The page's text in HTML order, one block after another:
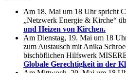
Am 18. Mai um 18 Uhr spricht
„Netzwerk Energie & Kirche“
und Heizen von Kirchen.
Am Dienstag, 19. Mai um 18
zum Austausch mit Anika
bischöflichen Hilfswerk
Globale Gerechtigkeit in der